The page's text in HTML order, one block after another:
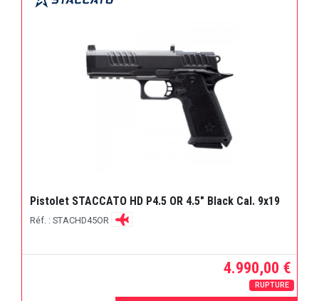
Pistolet STACCATO HD P4.5 OR 4.5" Black Cal. 9x19
Réf. : STACHD45OR
4.990,00 €
RUPTURE